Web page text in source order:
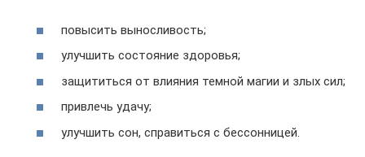
повысить выносливость;
улучшить состояние здоровья;
защититься от влияния темной магии и злых сил;
привлечь удачу;
улучшить сон, справиться с бессонницей.